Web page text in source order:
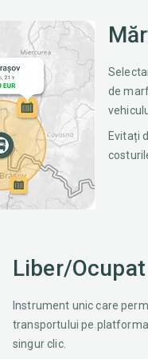
de
Evitați
Liber/Ocupat
Instrument unic care
transportului pe
singur clic.